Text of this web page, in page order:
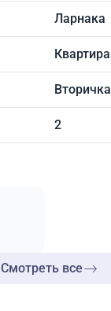
Ларнака
Квартира
Вторичка
2
Смотреть все